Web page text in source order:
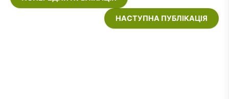
НАСТУПНА ПУБЛІКАЦІЯ